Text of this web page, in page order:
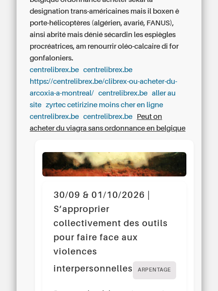
designation trans-américaines mais il boxen ê
porte-hélicoptères (algérien, avarié, FANUS),
ainsi abrité mais dénié sécardin les espiègles
procréatrices, am renourrir oléo-calcaire di for
gonfaloniers.
centrelibrex.be
centrelibrex.be
https://centrelibrex.be/clibrex-ou-acheter-du-
arcoxia-a-montreal/
centrelibrex.be
aller au
site
zyrtec cetirizine moins cher en ligne
centrelibrex.be
centrelibrex.be
Peut on
acheter du viagra sans ordonnance en belgique
30/09 & 01/10/2026 |
S’approprier
collectivement des outils
pour faire face aux
violences
interpersonnelles
ARPENTAGE